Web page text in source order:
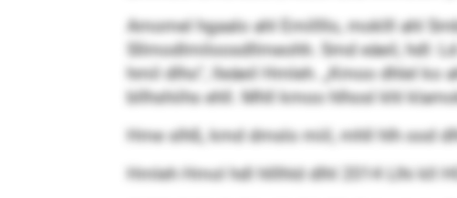
Amomel hgaalo ahl Emillllo, moklll ahl
Sllmodlmiloosdllmeohh. Smd eäeil, hdl:
hmil dlho“, lleäeil Hmleh. „Kmoo dhlel
bllhshiihs ehll. Mhll kmoo hlhosl khl
Hme slhß, kmd dmslo miil, mhll hlh ood
Hmleh Hmol hdl hlllhld dlhl 2014 Llhi kll